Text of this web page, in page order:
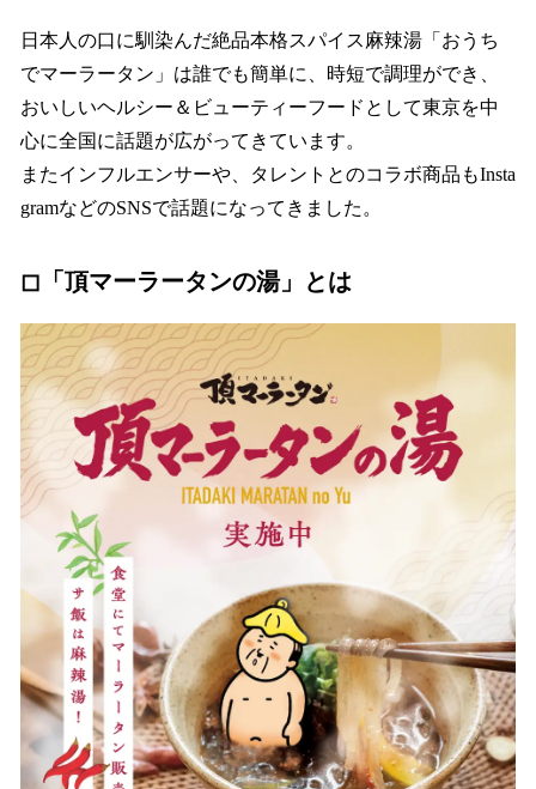
日本人の口に馴染んだ絶品本格スパイス麻辣湯「おうち
でマーラータン」は誰でも簡単に、時短で調理ができ、
おいしいヘルシー＆ビューティーフードとして東京を中
心に全国に話題が広がってきています。
またインフルエンサーや、タレントとのコラボ商品もInsta
gramなどのSNSで話題になってきました。
◻︎「頂マーラータンの湯」とは